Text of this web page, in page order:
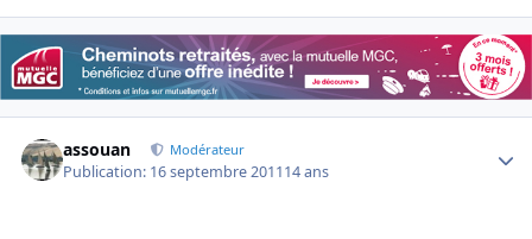
assouan Modérateur
Publication: 16 septembre 201114 ans